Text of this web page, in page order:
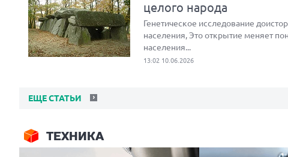
целого народа
Генетическое исследование
населения, Это открытие меняет
населения...
13:02 10.06.2026
ЕЩЕ СТАТЬИ
ТЕХНИКА
Next